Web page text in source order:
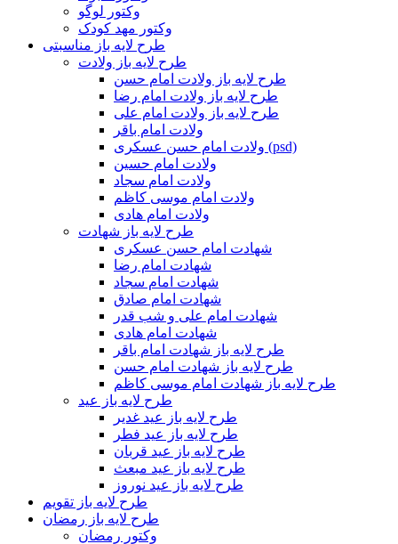
وکتور لوگو
وکتور مهد کودک
طرح لایه باز مناسبتی
طرح لایه باز ولادت
طرح لایه باز ولادت امام حسن
طرح لایه باز ولادت امام رضا
طرح لایه باز ولادت امام علی
ولادت امام باقر
ولادت امام حسن عسکری (psd)
ولادت امام حسین
ولادت امام سجاد
ولادت امام موسی کاظم
ولادت امام هادی
طرح لایه باز شهادت
شهادت امام حسن عسکری
شهادت امام رضا
شهادت امام سجاد
شهادت امام صادق
شهادت امام علی و شب قدر
شهادت امام هادی
طرح لایه باز شهادت امام باقر
طرح لایه باز شهادت امام حسن
طرح لایه باز شهادت امام موسی کاظم
طرح لایه باز عید
طرح لایه باز عید غدیر
طرح لایه باز عید فطر
طرح لایه باز عید قربان
طرح لایه باز عید مبعث
طرح لایه باز عید نوروز
طرح لایه باز تقویم
طرح لایه باز رمضان
وکتور رمضان